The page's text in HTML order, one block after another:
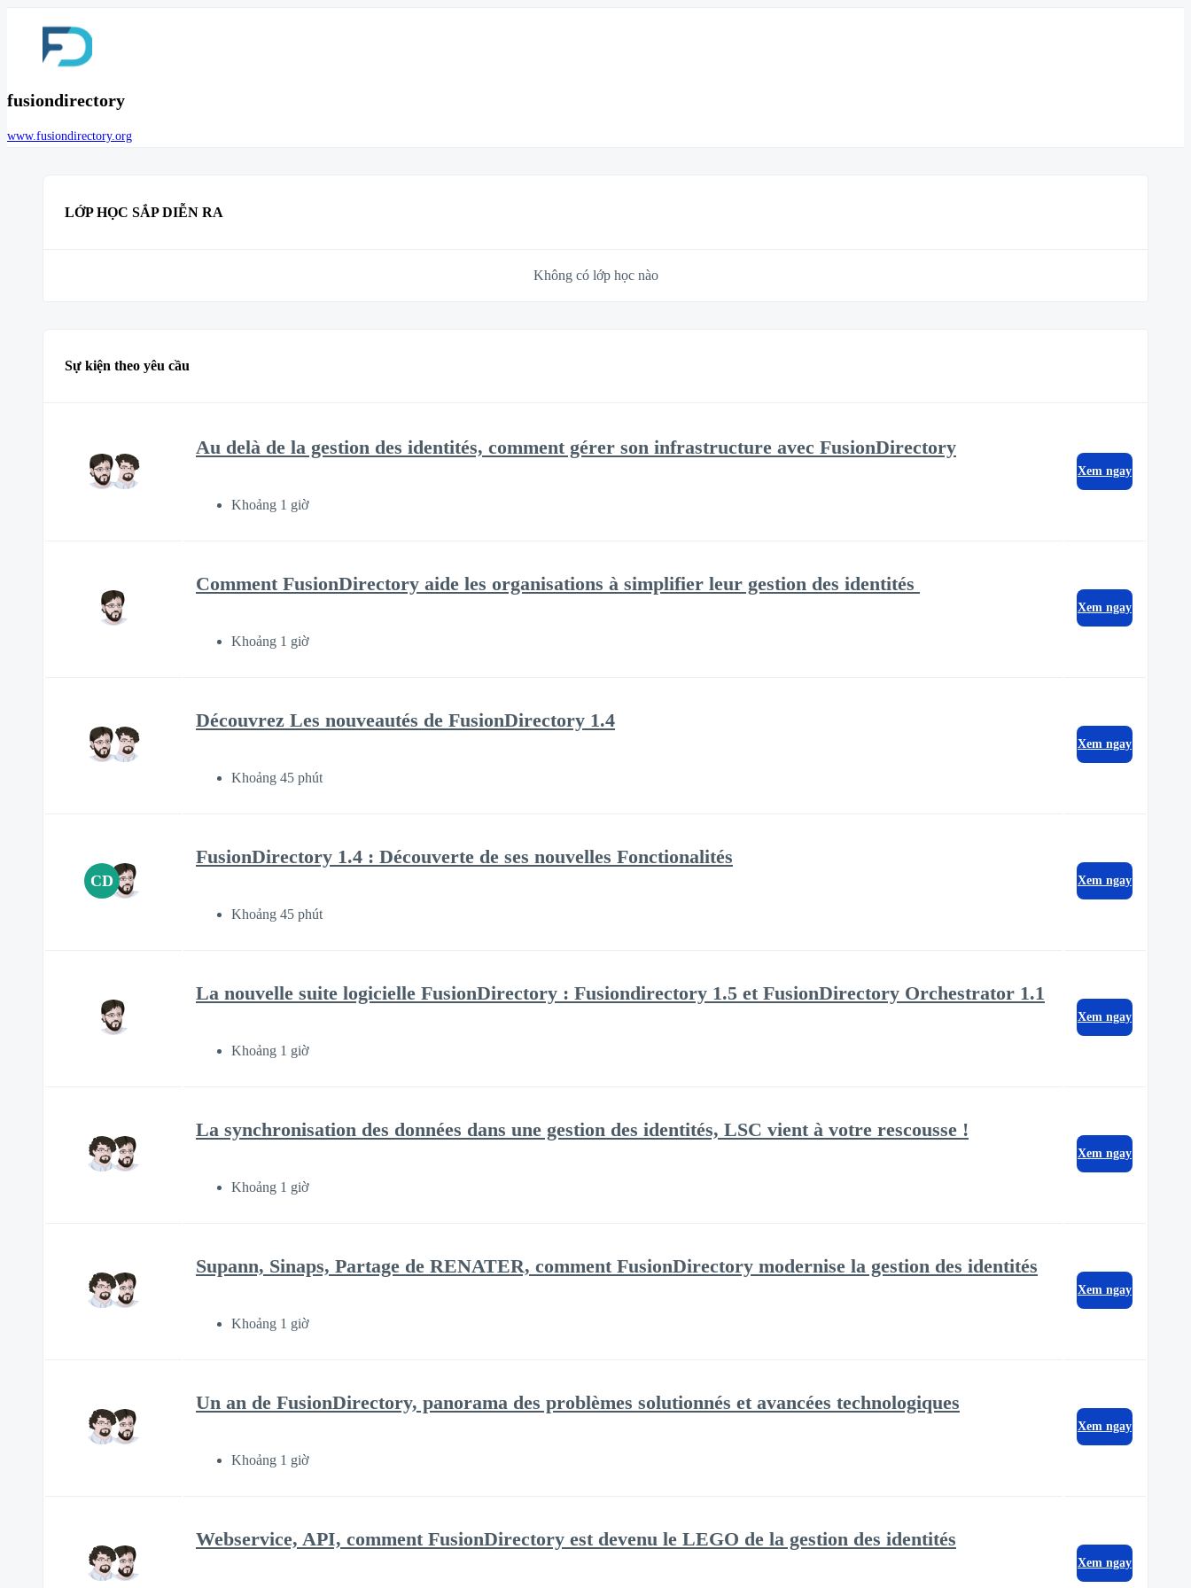
fusiondirectory
www.fusiondirectory.org
LỚP HỌC SẮP DIỄN RA
Không có lớp học nào
Sự kiện theo yêu cầu
Au delà de la gestion des identités, comment gérer son infrastructure avec FusionDirectory
Khoảng 1 giờ
Xem ngay
Comment FusionDirectory aide les organisations à simplifier leur gestion des identités
Khoảng 1 giờ
Xem ngay
Découvrez Les nouveautés de FusionDirectory 1.4
Khoảng 45 phút
Xem ngay
CD
FusionDirectory 1.4 : Découverte de ses nouvelles Fonctionalités
Khoảng 45 phút
Xem ngay
La nouvelle suite logicielle FusionDirectory : Fusiondirectory 1.5 et FusionDirectory Orchestrator 1.1
Khoảng 1 giờ
Xem ngay
La synchronisation des données dans une gestion des identités, LSC vient à votre rescousse !
Khoảng 1 giờ
Xem ngay
Supann, Sinaps, Partage de RENATER, comment FusionDirectory modernise la gestion des identités
Khoảng 1 giờ
Xem ngay
Un an de FusionDirectory, panorama des problèmes solutionnés et avancées technologiques
Khoảng 1 giờ
Xem ngay
Webservice, API, comment FusionDirectory est devenu le LEGO de la gestion des identités
Xem ngay